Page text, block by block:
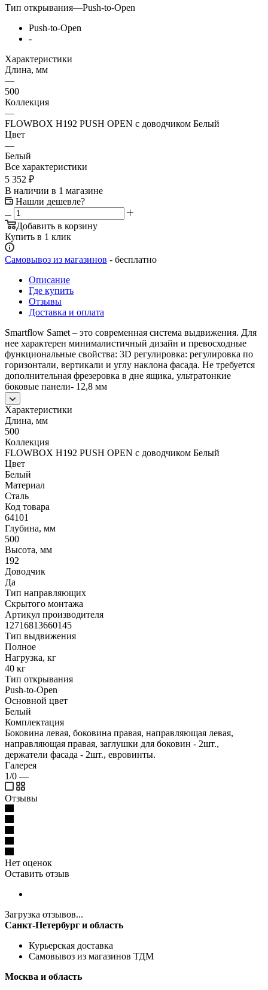
Тип открывания—Push-to-Open
Push-to-Open
-
Характеристики
Длина, мм
—
500
Коллекция
—
FLOWBOX H192 PUSH OPEN с доводчиком Белый
Цвет
—
Белый
Все характеристики
5 352 ₽
В наличии в 1 магазине
Нашли дешевле?
Добавить в корзину
Купить в 1 клик
Самовывоз из магазинов - бесплатно
Описание
Где купить
Отзывы
Доставка и оплата
Smartflow Samet – это современная система выдвижения. Для
нее характерен минималистичный дизайн и превосходные
функциональные свойства: 3D регулировка: регулировка по
горизонтали, вертикали и углу наклона фасада. Не требуется
дополнительная фрезеровка в дне ящика, ультратонкие
боковые панели- 12,8 мм
Характеристики
Длина, мм
500
Коллекция
FLOWBOX H192 PUSH OPEN с доводчиком Белый
Цвет
Белый
Материал
Сталь
Код товара
64101
Глубина, мм
500
Высота, мм
192
Доводчик
Да
Тип направляющих
Скрытого монтажа
Артикул производителя
12716813660145
Тип выдвижения
Полное
Нагрузка, кг
40 кг
Тип открывания
Push-to-Open
Основной цвет
Белый
Комплектация
Боковина левая, боковина правая, направляющая левая,
направляющая правая, заглушки для боковин - 2шт.,
держатели фасада - 2шт., евровинты.
Галерея
1/0 —
Отзывы
Нет оценок
Оставить отзыв
Загрузка отзывов...
Санкт-Петербург и область
Курьерская доставка
Самовывоз из магазинов ТДМ
Москва и область